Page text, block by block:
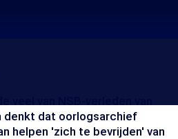
denkt dat oorlogsarchief
helpen 'zich te bevrijden' van